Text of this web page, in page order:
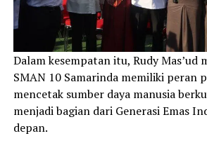
Dalam kesempatan itu, Rudy Mas’ud
SMAN 10 Samarinda memiliki peran
mencetak sumber daya manusia
menjadi bagian dari Generasi Emas
depan.